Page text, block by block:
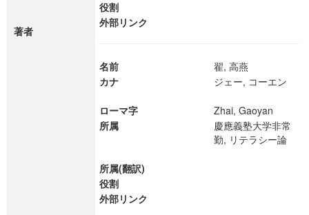
著者
役割
外部リンク
名前
翟, 高燕
カナ
ジェー, コーエン
ローマ字
Zhai, Gaoyan
所属
慶應義塾大学非常
勤, リテラシー論
所属(翻訳)
役割
外部リンク